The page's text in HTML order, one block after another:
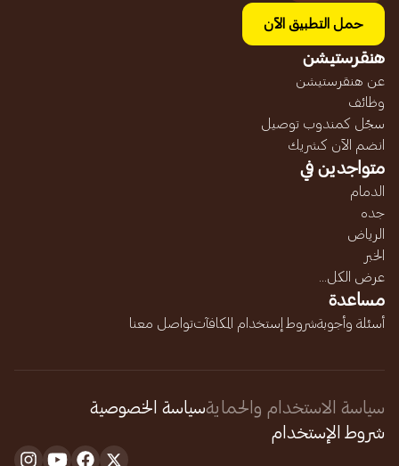
حمل التطبيق الآن
هنقرستيشن
عن هنقرستيشن
وظائف
سجّل كمندوب توصيل
انضم الآن كشريك
متواجدين في
الدمام
جده
الرياض
الخبر
عرض الكل...
مساعدة
أسئلة وأجوبةشروط إستخدام المكافآتتواصل معنا
سياسة الاستخدام والحمايةسياسة الخصوصية
شروط الإستخدام